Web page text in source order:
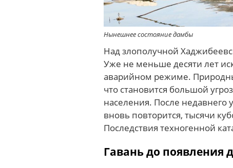
Нынешнее состояние дамбы
Над злополучной
Уже не меньше десяти лет
аварийном режиме.
что становится большой
населения. После недавнего
вновь повторится, тысячи
Последствия техногенной
Гавань до появления